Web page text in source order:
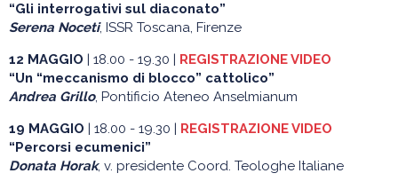
“Gli interrogativi sul diaconato”
Serena Noceti, ISSR Toscana, Firenze
12 MAGGIO | 18.00 - 19.30 | REGISTRAZIONE VIDEO
“Un “meccanismo di blocco” cattolico”
Andrea Grillo, Pontificio Ateneo Anselmianum
19 MAGGIO | 18.00 - 19.30 | REGISTRAZIONE VIDEO
“Percorsi ecumenici”
Donata Horak, v. presidente Coord. Teologhe Italiane